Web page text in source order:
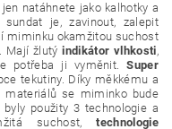
natáhnete jako kalhotky a
je, zavinout, zalepit
miminku okamžitou suchost
Mají žlutýindikátor vlhkosti,
potřeba ji vyměnit.Super
tekutiny. Díky měkkému a
materiálů se miminko bude
použity 3 technologie a
suchost,technologie